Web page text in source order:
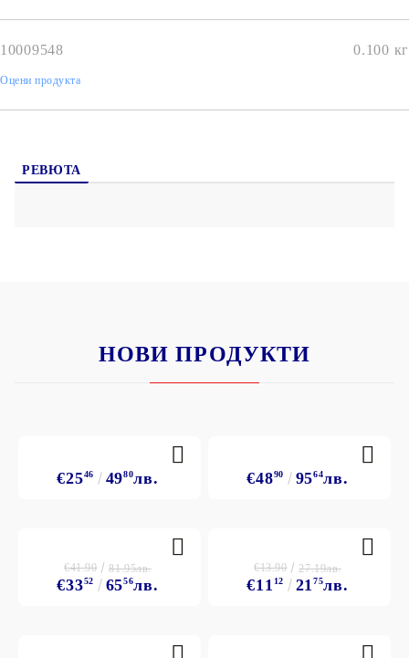
10009548 0.100 кг
Оцени продукта
РЕВЮТА
НОВИ ПРОДУКТИ
€2546 4980лв. €4890 9564лв.
€3352 6556лв.
€41.90 81.95лв.
€11 12 2175лв.
€13.90 27.19лв.